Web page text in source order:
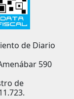
de Diario
590
de